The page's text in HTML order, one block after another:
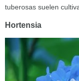
tuberosas suelen
Hortensia